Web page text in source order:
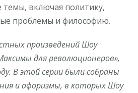
темы, включая политику,
проблемы и философию.
произведений Шоу
для революционеров»,
В этой серии были собраны
и афоризмы, в которых Шоу